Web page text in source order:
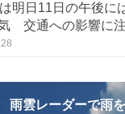
明日11日の午後
交通への影響に
雨雲レーダーで雨